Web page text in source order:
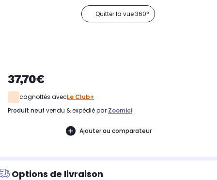
Quitter la vue 360°
37,70€
cagnottés avecLe Club+
produit neuf vendu & expédié par Zoomici
Ajouter au comparateur
Options de livraison